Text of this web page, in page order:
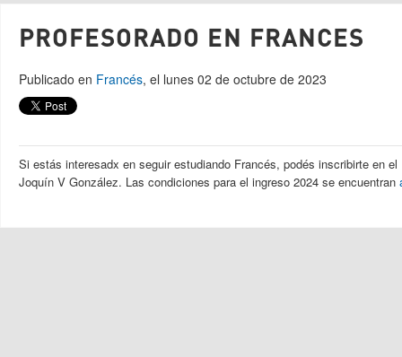
PROFESORADO EN FRANCES
Publicado en Francés, el lunes 02 de octubre de 2023
Si estás interesadx en seguir estudiando Francés, podés inscribirte en
Joquín V González. Las condiciones para el ingreso 2024 se encuentran